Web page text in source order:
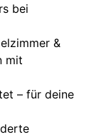
bei
&
mit
– für deine